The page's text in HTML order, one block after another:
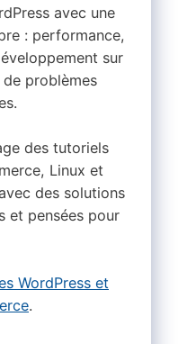
avec une
: performance,
sur
problèmes
des tutoriels
Linux et
des solutions
et pensées pour
WordPress et
.